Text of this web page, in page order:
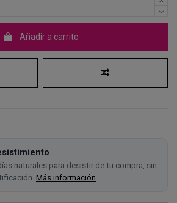
Añadir a carrito
naturales para desistir de tu compra, sin
Más información